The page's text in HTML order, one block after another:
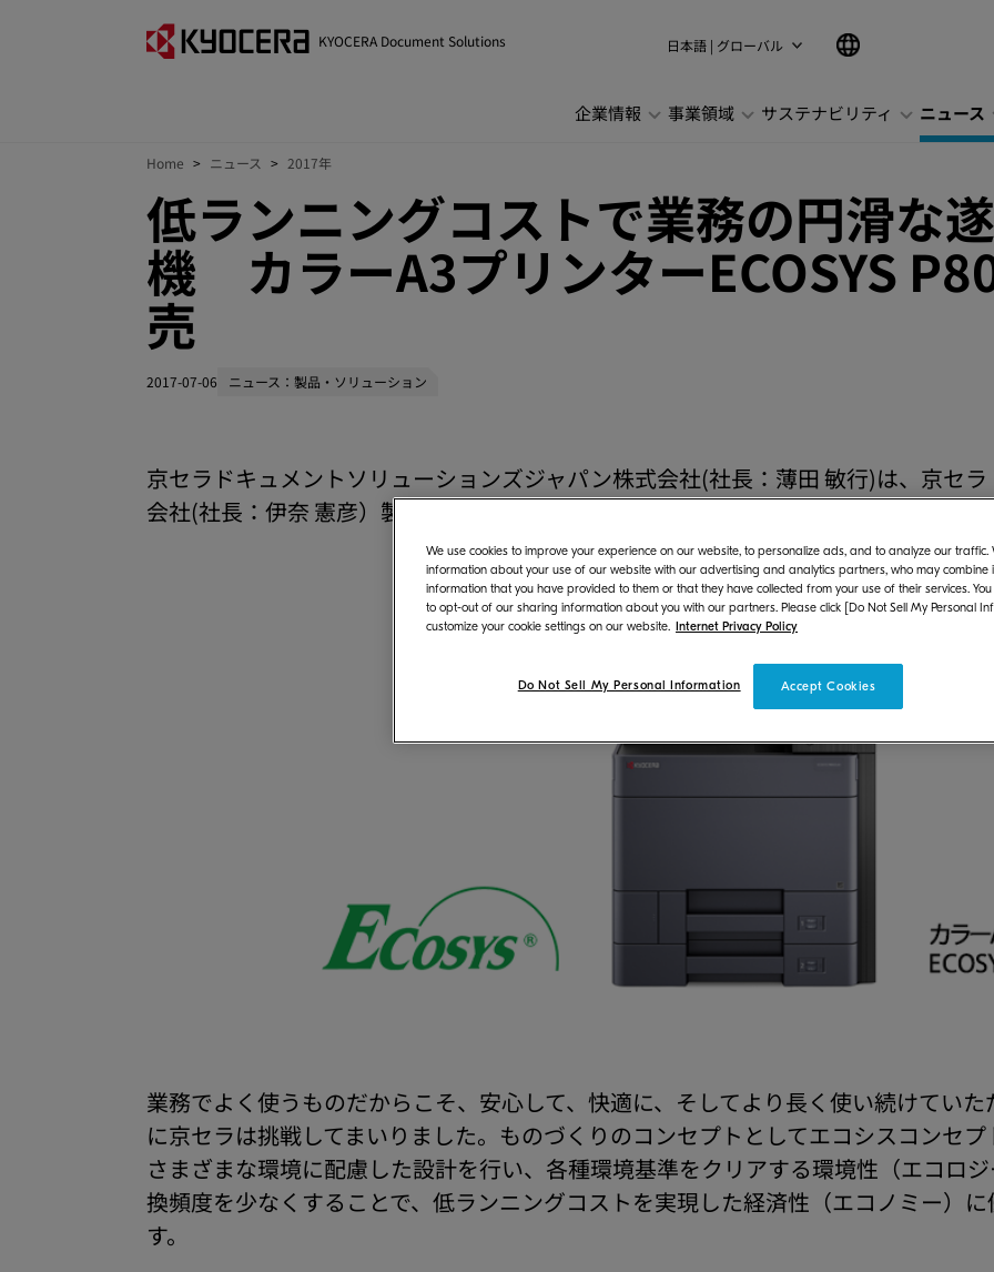
KYOCERA Document Solutions 日本語 | グローバル
企業情報 事業領域 サステナビリティ ニュース
Home ニュース 2017年
低ランニングコストで業務の円滑な
機 カラーA3プリンターECOSYS
売
2017-07-06 ニュース：製品・ソリューション
京セラドキュメントソリューションズジャパン株式会社(社長：薄田 敏行)は、京セ
会社(社長：伊奈 憲彦）製のカラーA3プリンター「ECOSYS P8060cdn」を8月より発
業務でよく使うものだからこそ、安心して、快適に、そしてより長く使い続けてい
に京セラは挑戦してまいりました。ものづくりのコンセプトとしてエコシスコンセプ
さまざまな環境に配慮した設計を行い、各種環境基準をクリアする環境性（エコロ
換頻度を少なくすることで、低ランニングコストを実現した経済性（エコノミー）
す。
We use cookies to improve your experience on our website, to personalize ads, and to analyze our traffic.
information about your use of our website with our advertising and analytics partners, who may combine
information that you have provided to them or that they have collected from your use of their services.
to opt-out of our sharing information about you with our partners. Please click [Do Not Sell My Personal
customize your cookie settings on our website. Internet Privacy Policy
Accept Cookies
Do Not Sell My Personal Information